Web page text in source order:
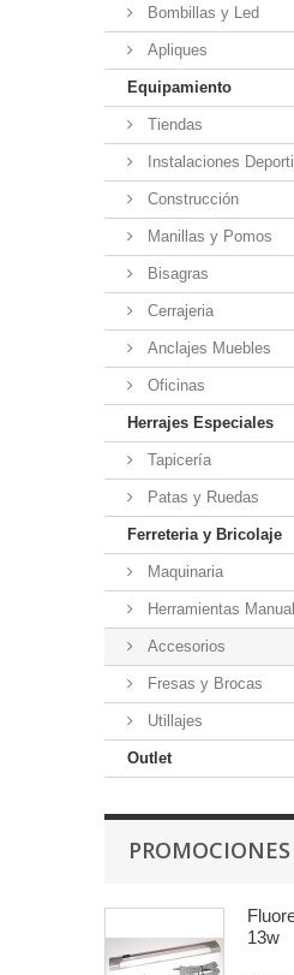
Bombillas y Led
Apliques
Equipamiento
Tiendas
Instalaciones
Construcción
Manillas y Pomos
Bisagras
Cerrajeria
Anclajes Muebles
Oficinas
Herrajes Especiales
Tapicería
Patas y Ruedas
Ferreteria y Bricolaje
Maquinaria
Herramientas
Accesorios
Fresas y Brocas
Utillajes
Outlet
13w